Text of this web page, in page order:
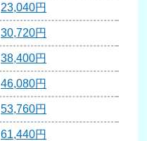
23,040円
30,720円
38,400円
46,080円
53,760円
61,440円